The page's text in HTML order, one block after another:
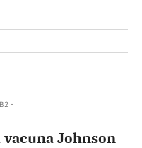
-
Johnson